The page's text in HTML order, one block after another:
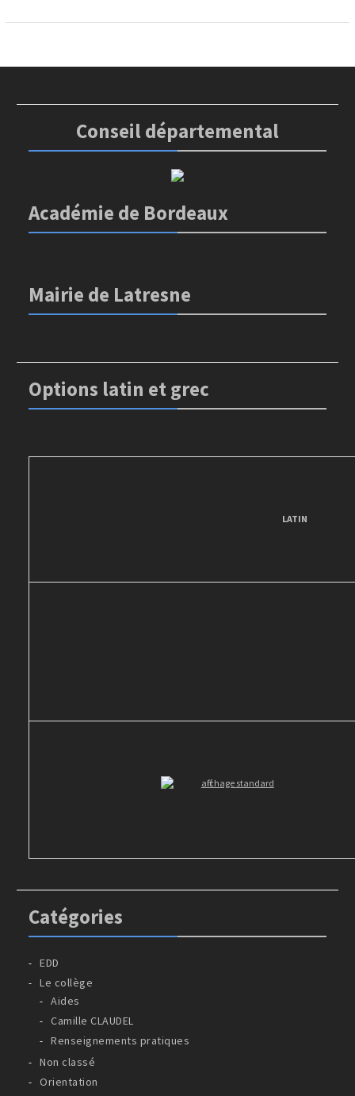
Conseil départemental
Académie de Bordeaux
Mairie de Latresne
Options latin et grec
LATIN
Catégories
EDD
Le collège
Aides
Camille CLAUDEL
Renseignements pratiques
Non classé
Orientation